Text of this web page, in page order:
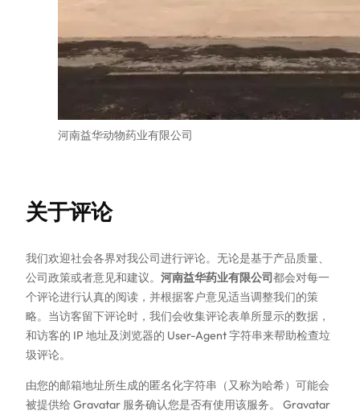
河南益华动物药业有限公司
关于评论
我们欢迎社会各界对我公司进行评论。无论是基于产品质量、
公司政策或者意见和建议。 河南益华药业有限公司都会对每一
个评论进行认真的阅读，并根据客户意见适当调整我们的策
略。当访客留下评论时，我们会收集评论表单所显示的数据，
和访客的 IP 地址及浏览器的 User-Agent 字符串来帮助检查垃
圾评论。
由您的邮箱地址所生成的匿名化字符串（又称为哈希）可能会
被提供给 Gravatar 服务确认您是否有使用该服务。 Gravatar